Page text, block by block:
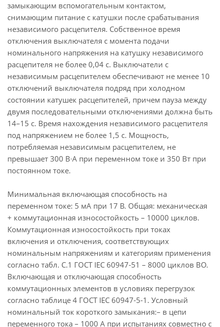
замыкающим вспомогательным контактом,
снимающим питание с катушки после срабатывания
независимого расцепителя. Собственное время
отключения выключателя с момента подачи
номинального напряжения на катушку независимого
расцепителя не более 0,04 с. Выключатели с
независимым расцепителем обеспечивают не менее 10
отключений выключателя подряд при холодном
состоянии катушек расцепителей, причем пауза между
двумя последовательными отключениями должна быть
14–15 с. Время нахождения независимого расцепителя
под напряжением не более 1,5 с. Мощность,
потребляемая независимым расцепителем, не
превышает 300 В∙А при переменном токе и 350 Вт при
постоянном токе.
Минимальная включающая способность на
переменном токе: 5 мА при 17 В. Общая: механическая
+ коммутационная износостойкость – 10000 циклов.
Коммутационная износостойкость при токах
включения и отключения, соответствующих
номинальным напряжениям и категориям применения
согласно табл. С.1 ГОСТ IEC 60947-51 – 8000 циклов ВО.
Включающая и отключающая способность
коммутационных элементов в условиях перегрузок
согласно таблице 4 ГОСТ IEC 60947-5-1. Условный
номинальный ток короткого замыкания:– в цепи
переменного тока – 1000 А при испытаниях совместно с